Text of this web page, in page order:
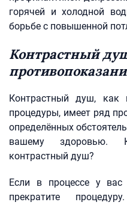
горячей и холодной
борьбе с повышенной
Контрастный
Контрастный душ, как
процедуры, имеет ряд
определённых
вашему здоровью.
контрастный душ?
Если в процессе у вас
прекратите